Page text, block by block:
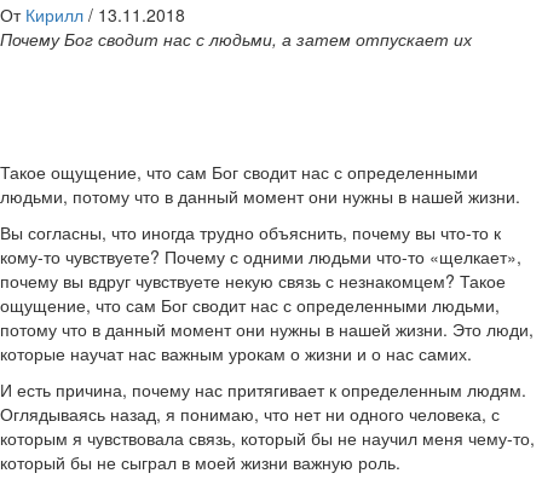
От Кирилл / 13.11.2018
Почему Бог сводит нас с людьми, а затем отпускает их
Такое ощущение, что сам Бог сводит нас с определенными
людьми, потому что в данный момент они нужны в нашей жизни.
Вы согласны, что иногда трудно объяснить, почему вы что-то к
кому-то чувствуете? Почему с одними людьми что-то «щелкает»,
почему вы вдруг чувствуете некую связь с незнакомцем? Такое
ощущение, что сам Бог сводит нас с определенными людьми,
потому что в данный момент они нужны в нашей жизни. Это люди,
которые научат нас важным урокам о жизни и о нас самих.
И есть причина, почему нас притягивает к определенным людям.
Оглядываясь назад, я понимаю, что нет ни одного человека, с
которым я чувствовала связь, который бы не научил меня чему-то,
который бы не сыграл в моей жизни важную роль.